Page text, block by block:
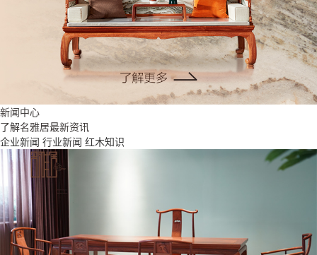
新闻中心
了解名雅居最新资讯
企业新闻 行业新闻 红木知识